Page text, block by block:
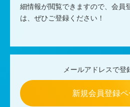
細情報が閲覧できますので、 会員
は、ぜひご登録ください！
メールアドレスで登
新規会員登録